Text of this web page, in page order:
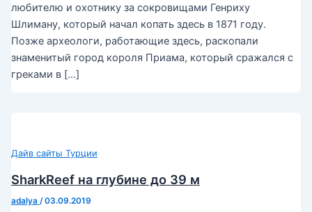
любителю и охотнику за сокровищами Генриху
Шлиману, который начал копать здесь в 1871 году.
Позже археологи, работающие здесь, раскопали
знаменитый город короля Приама, который сражался с
греками в […]
Дайв сайты Турции
SharkReef на глубине до 39 м
adalya /03.09.2019